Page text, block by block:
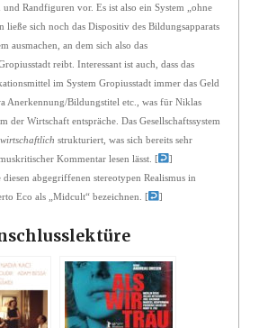
Randfiguren vor. Es ist also ein System „ohne
ließe sich noch das Dispositiv des Bildungsapparats
ausmachen, an dem sich also das
reibt. Interessant ist auch, dass das
im System Gropiusstadt immer das Geld
Anerkennung/Bildungstitel etc., was für Niklas
der Wirtschaft entspräche. Das Gesellschaftssystem
wirtschaftlich strukturiert, was sich bereits sehr
Kommentar lesen lässt. [
]
abgegriffenen stereotypen Realismus in
Eco als „Midcult“ bezeichnen. [ ]